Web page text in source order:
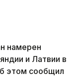
намерен
и Латвии в
этом сообщил